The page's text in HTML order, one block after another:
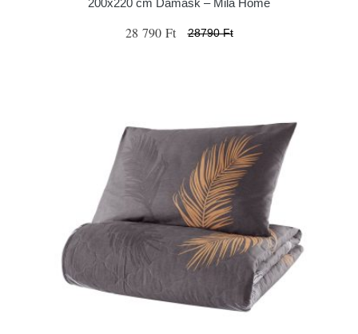
200x220 cm Damask – Mila Home
28 790 Ft 28790 Ft